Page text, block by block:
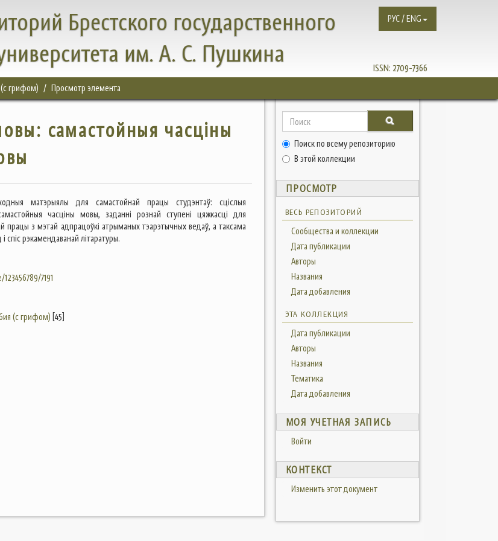
Брестского государственного
им. А. С. Пушкина
ISSN: 2709-7366
РУС / ENG
(с грифом) Просмотр элемента
самастойныя часцiны
матэрыялы для самастойнай працы студэнтаў: сціслыя
часціны мовы, заданні рознай ступені цяжкасці для
працы з мэтай адпрацоўкі атрыманых тэарэтычных ведаў, а таксама
спіс рэкамендаванай літаратуры.
7191
(с грифом) [45]
Поиск по всему репозиторию
В этой коллекции
ПРОСМОТР
ВЕСЬ РЕПОЗИТОРИЙ
Сообщества и коллекции
Дата публикации
Авторы
Названия
Дата добавления
ЭТА КОЛЛЕКЦИЯ
Дата публикации
Авторы
Названия
Тематика
Дата добавления
МОЯ УЧЕТНАЯ ЗАПИСЬ
Войти
КОНТЕКСТ
Изменить этот документ